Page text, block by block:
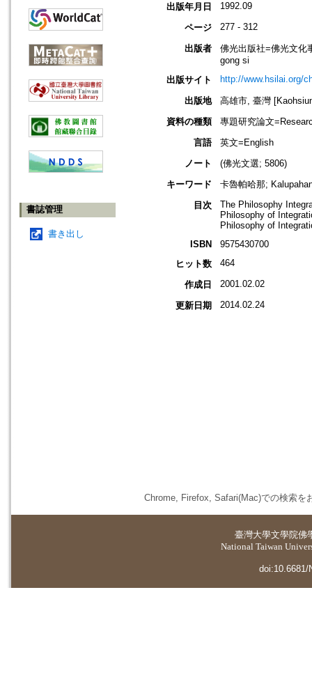
書誌管理
書き出し
出版年月日
1992.09
ページ 277 - 312
出版者
佛光出版社=佛光文化
gong si
出版サイト
http://www.hsilai.org/
出版地
高雄市, 臺灣
資料の種類
專題研究論文
言語
英文=English
ノート
(佛光文選; 5806)
キーワード
卡魯帕哈那;
目次
The Philosophy
Philosophy of
Philosophy of
ISBN
9575430700
ヒット数
464
作成日 2001.02.02
更新日期 2014.02.24
Chrome, Firefox, Safari(Mac)での検索を
臺灣大學文學院佛
National Taiwan
doi:10.6681/